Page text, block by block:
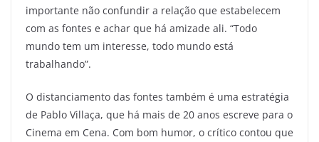
importante não confundir a relação que estabelecem
com as fontes e achar que há amizade ali. “Todo
mundo tem um interesse, todo mundo está
trabalhando”.
O distanciamento das fontes também é uma estratégia
de Pablo Villaça, que há mais de 20 anos escreve para o
Cinema em Cena. Com bom humor, o crítico contou que